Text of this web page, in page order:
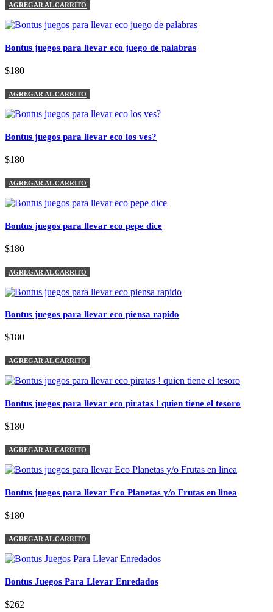
AGREGAR AL CARRITO
Bontus juegos para llevar eco juego de palabras
$180
AGREGAR AL CARRITO
Bontus juegos para llevar eco los ves?
$180
AGREGAR AL CARRITO
Bontus juegos para llevar eco pepe dice
$180
AGREGAR AL CARRITO
Bontus juegos para llevar eco piensa rapido
$180
AGREGAR AL CARRITO
Bontus juegos para llevar eco piratas ! quien tiene el tesoro
$180
AGREGAR AL CARRITO
Bontus juegos para llevar Eco Planetas y/o Frutas en linea
$180
AGREGAR AL CARRITO
Bontus Juegos Para Llevar Enredados
$262